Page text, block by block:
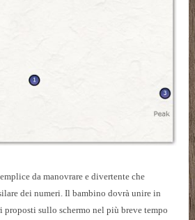
da manovrare e divertente che
dei numeri. Il bambino dovrà unire in
proposti sullo schermo nel più breve tempo